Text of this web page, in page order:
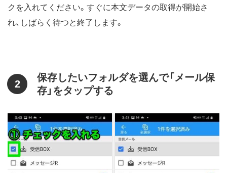
クを入れてください。すぐに本文データの取得が開始さ
れ、しばらく待つと終了します。
2
保存したいフォルダを選んで「メール保
存」をタップする